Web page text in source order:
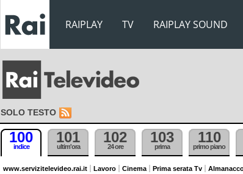
RAIPLAY TV RAIPLAY SOUND
SOLO TESTO
100
indice
101
ultim'ora
102
24 ore
103
prima
110
primo piano
www.servizitelevideo.rai.it Lavoro Cinema Prima serata Tv